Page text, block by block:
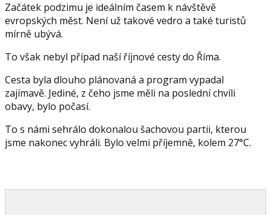
Začátek podzimu je ideálním časem k návštěvě
evropských měst. Není už takové vedro a také turistů
mírně ubývá.
To však nebyl případ naší říjnové cesty do Říma.
Cesta byla dlouho plánovaná a program vypadal
zajímavě. Jediné, z čeho jsme měli na poslední chvíli
obavy, bylo počasí.
To s námi sehrálo dokonalou šachovou partii, kterou
jsme nakonec vyhráli. Bylo velmi příjemně, kolem 27°C.